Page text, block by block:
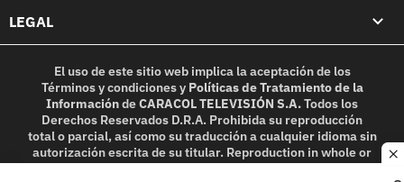
LEGAL
El uso de este sitio web implica la aceptación de los
Términos y condicionesy Políticas de Tratamiento de la
InformacióndeCARACOL TELEVISIÓN S.A.Todos los
Derechos Reservados D.R.A. Prohibida su reproducción
total o parcial, así como su traducción a cualquier idioma sin
autorización escrita de su titular. Reproduction in whole or
in part, or translation without written permission is